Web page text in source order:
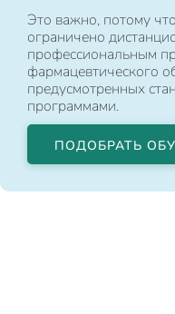
Это важно, потому
ограничено
профессиональным
фармацевтического
предусмотренных
программами.
ПОДОБРАТЬ